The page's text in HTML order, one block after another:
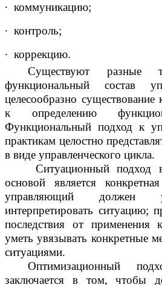
∙ коммуникацию;
∙ контроль;
∙ коррекцию.
Существуют разные
функциональный состав
целесообразно
к определению
Функциональный подход к
практикам целостно
в виде управленческого цикла.
Ситуационный подход
основой является
управляющий должен
интерпретировать ситуацию;
последствия от применения
уметь увязывать конкретные
ситуациями.
Оптимизационный
заключается в том, чтобы